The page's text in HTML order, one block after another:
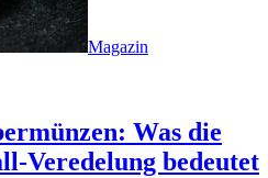
Magazin
Was die
Veredelung bedeutet